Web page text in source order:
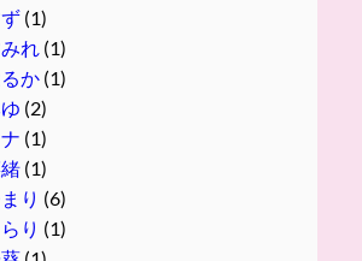
(1)
れ (1)
か(1)
(2)
(1)
(1)
り (6)
り (1)